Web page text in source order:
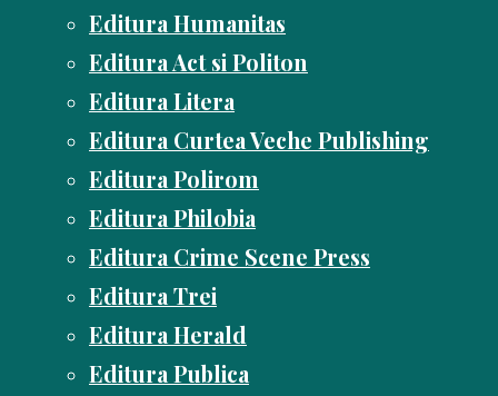
Editura Humanitas
Editura Act si Politon
Editura Litera
Editura Curtea Veche Publishing
Editura Polirom
Editura Philobia
Editura Crime Scene Press
Editura Trei
Editura Herald
Editura Publica